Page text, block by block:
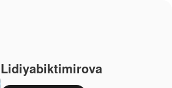
Lidiyabiktimirova